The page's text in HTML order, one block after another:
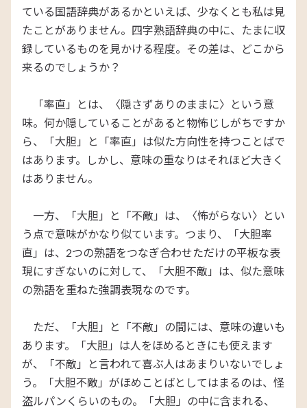
ている国語辞典があるかといえば、少なくとも私は見
たことがありません。四字熟語辞典の中に、たまに収
録しているものを見かける程度。その差は、どこから
来るのでしょうか？
「率直」とは、〈隠さずありのままに〉という意
味。何か隠していることがあると物怖じしがちですか
ら、「大胆」と「率直」は似た方向性を持つことばで
はあります。しかし、意味の重なりはそれほど大きく
はありません。
一方、「大胆」と「不敵」は、〈怖がらない〉とい
う点で意味がかなり似ています。つまり、「大胆率
直」は、2つの熟語をつなぎ合わせただけの平板な表
現にすぎないのに対して、「大胆不敵」は、似た意味
の熟語を重ねた強調表現なのです。
ただ、「大胆」と「不敵」の間には、意味の違いも
あります。「大胆」は人をほめるときにも使えます
が、「不敵」と言われて喜ぶ人はあまりいないでしょ
う。「大胆不敵」がほめことばとしてはまるのは、怪
盗ルパンくらいのもの。「大胆」の中に含まれる、